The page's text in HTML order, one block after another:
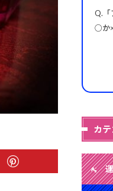
Q.「
○か
カ